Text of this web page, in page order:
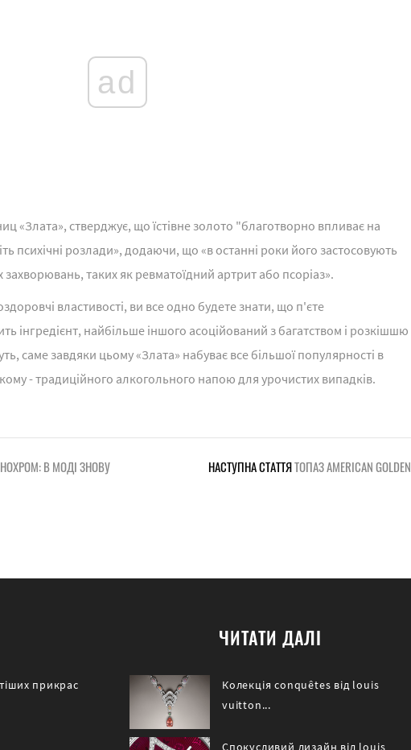
ad
«Злата», стверджує, що їстівне золото "благотворно впливає на
психічні розлади», додаючи, що «в останні роки його застосовують
захворювань, таких як ревматоїдний артрит або псоріаз».
властивості, ви все одно будете знати, що п'єте
інгредієнт, найбільше іншого асоційований з багатством і розкішшю
саме завдяки цьому «Злата» набуває все більшої популярності в
- традиційного алкогольного напою для урочистих випадків.
В МОДІ ЗНОВУ
НАСТУПНА СТАТТЯТОПАЗ AMERICAN GOLDEN
ЧИТАТИ ДАЛІ
прикрас
Колекція conquêtes від louis
vuitton...
Спокусливий дизайн від louis